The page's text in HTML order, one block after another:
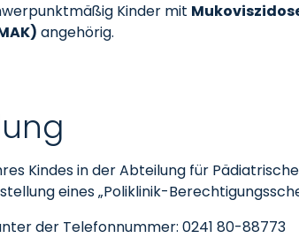
Kinder mit
angehörig.
Kindes in der Abteilung für
eines „Poliklinik-
der Telefonnummer: 0241 80-88773